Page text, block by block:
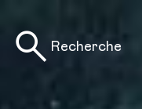
Recherche